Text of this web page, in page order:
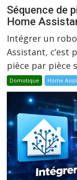
Séquence de
Home
Intégrer un
Assistant, c’est
pièce par pièce
Domotique Home